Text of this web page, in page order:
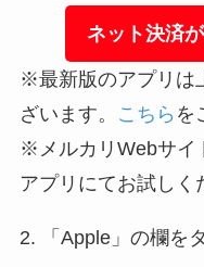
ネット決済
※最新版のアプリは
ざいます。
こちら を
※メルカリWebサイ
アプリにてお試しく
2. 「Apple」の欄を